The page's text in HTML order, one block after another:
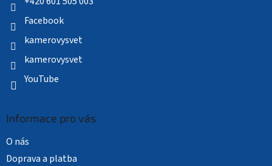
Facebook
kamerovysvet
kamerovysvet
YouTube
Informace pro vás
O nás
Doprava a platba